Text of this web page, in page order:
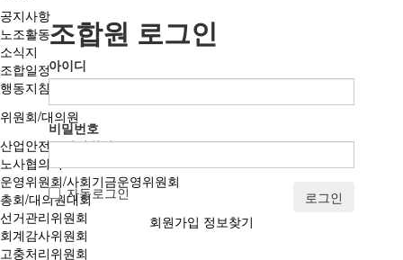
공지사항
노조활동
소식지
조합일정
행동지침
위원회/대의원
산업안전보건위원회
노사협의회
운영위원회/사회기금운영위원회
총회/대의원대회
선거관리위원회
회계감사위원회
고충처리위원회
조합원 로그인
아이디
비밀번호
자동로그인
로그인
회원가입 정보찾기